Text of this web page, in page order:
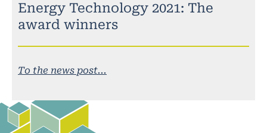
Energy Technology 2021: The
award winners
To the news post...